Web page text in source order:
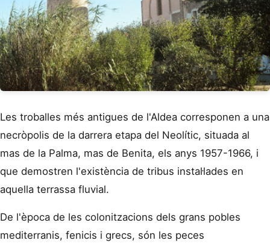
Les troballes més antigues de l'Aldea corresponen a una
necròpolis de la darrera etapa del Neolític, situada al
mas de la Palma, mas de Benita, els anys 1957-1966, i
que demostren l'existència de tribus instal·lades en
aquella terrassa fluvial.
De l'època de les colonitzacions dels grans pobles
mediterranis, fenicis i grecs, són les peces